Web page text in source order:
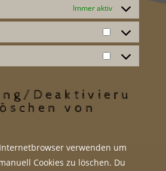
Immer aktiv
Statistiken
Marketing
Deaktivieru
von
verwenden um
Cookies zu löschen. Du